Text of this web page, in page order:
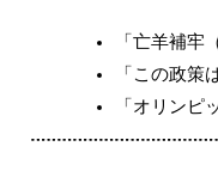
「亡羊補牢
「この政策
「オリンピ